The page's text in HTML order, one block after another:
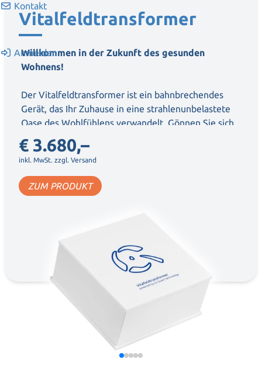
Kontakt
Anmelden
Vitalfeldtransformer
Willkommen in der Zukunft des gesunden
Wohnens!
Der Vitalfeldtransformer ist ein bahnbrechendes
Gerät, das Ihr Zuhause in eine strahlenunbelastete
Oase des Wohlfühlens verwandelt. Gönnen Sie sich
und Ihrer Familie ein gesundes Zuhause mit dem
Vitalfeldtransformer.
€ 3.680,–
inkl. MwSt. zzgl. Versand
ZUM PRODUKT